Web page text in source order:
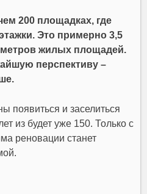
200 площадках, где
Это примерно 3,5
жилых площадей.
перспективу –
появиться и заселиться
из будет уже 150. Только с
реновации станет